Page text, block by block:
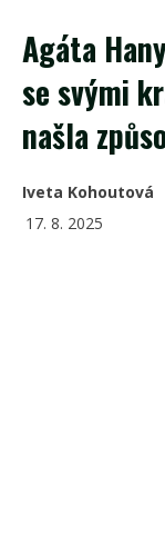
Agáta
se svými
našla
Iveta Kohoutová
17. 8. 2025